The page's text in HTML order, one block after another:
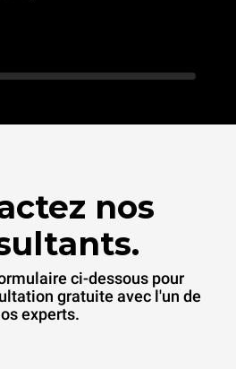
nos
ci-dessous pour
gratuite avec l'un de
experts.